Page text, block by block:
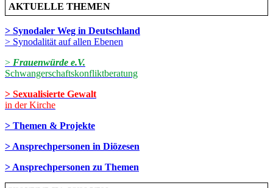
AKTUELLE THEMEN
> Synodaler Weg in Deutschland
> Synodalität auf allen Ebenen
> Frauenwürde e.V.
Schwangerschaftskonfliktberatung
> Sexualisierte Gewalt
in der Kirche
> Themen & Projekte
> Ansprechpersonen in Diözesen
> Ansprechpersonen zu Themen